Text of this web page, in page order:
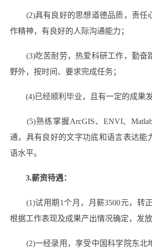
(2)具有良好的思想道德品质，责任
作精神，有良好的人际沟通能力；
(3)吃苦耐劳，热爱科研工作，勤奋
野外，按时间、要求完成任务；
(4)已经顺利毕业，且有一定的成果发
(5)熟练掌握ArcGIS、ENVI、
通，具有良好的文字功底和语言表达能
语水平。
3.薪资待遇：
(1)试用期1个月，月薪3500元，转正
根据工作表现及成果产出情况确定，发放
(2)一经录用，享受中国科学院东北